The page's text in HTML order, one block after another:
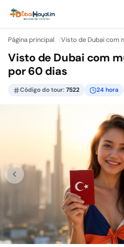
Página principal Visto de Dubai com
Visto de Dubai com
por 60 dias
Código do tour:7522 24 hora